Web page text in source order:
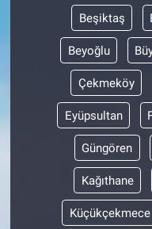
Beşiktaş
Beyoğlu
Çekmeköy
Eyüpsultan
Güngören
Kağıthane
Küçükçekmece